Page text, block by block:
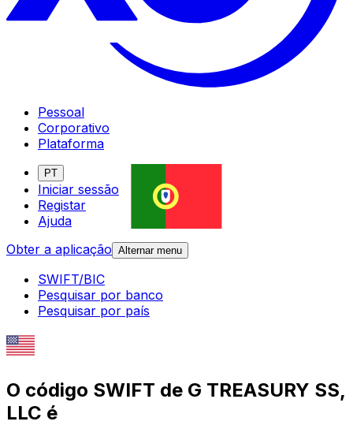
Pessoal
Corporativo
Plataforma
PT
Iniciar sessão
Registar
Ajuda
Obter a aplicação Alternar menu
SWIFT/BIC
Pesquisar por banco
Pesquisar por país
O código SWIFT de G TREASURY SS,
LLC é